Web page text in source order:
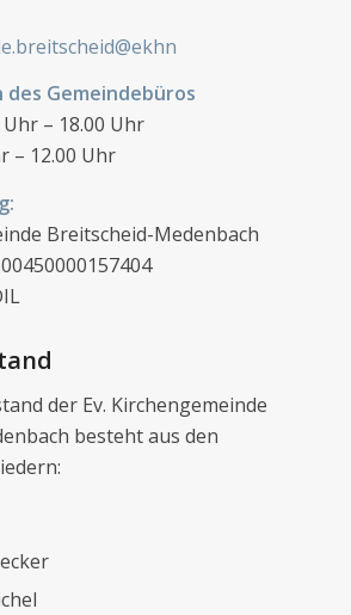
Gemeindebüros
– 18.00 Uhr
– 12.00 Uhr
Breitscheid-Medenbach
der Ev. Kirchengemeinde
besteht aus den